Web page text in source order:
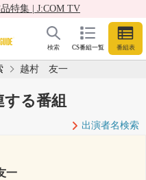
特集 | J:COM TV
CS番組一覧 番組表
検索
越村 友一
る番組
出演者名検索
一